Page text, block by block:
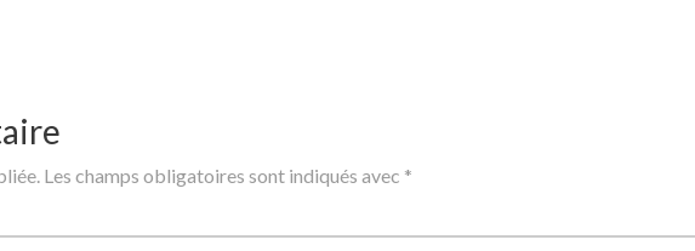
Les champs obligatoires sont indiqués avec *